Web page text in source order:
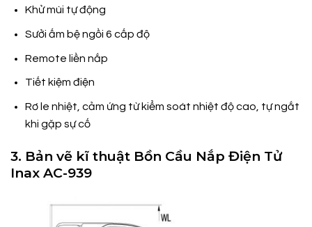
Khử mùi tự động
Sưởi ấm bệ ngồi 6 cấp độ
Remote liền nắp
Tiết kiệm điện
Rơ le nhiệt, cảm ứng từ kiểm soát nhiệt độ cao, tự ngắt
khi gặp sự cố
3. Bản vẽ kĩ thuật Bồn Cầu Nắp Điện Tử
Inax AC-939